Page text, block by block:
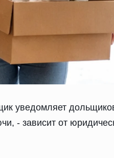
уведомляет
- зависит от